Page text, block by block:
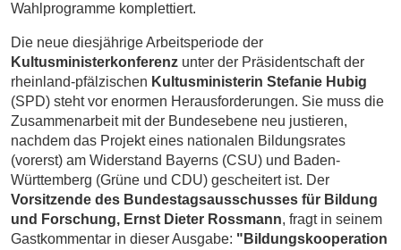
Wahlprogramme komplettiert.
Die neue diesjährige Arbeitsperiode der
Kultusministerkonferenz unter der Präsidentschaft der
rheinland-pfälzischen Kultusministerin Stefanie Hubig
(SPD) steht vor enormen Herausforderungen. Sie muss die
Zusammenarbeit mit der Bundesebene neu justieren,
nachdem das Projekt eines nationalen Bildungsrates
(vorerst) am Widerstand Bayerns (CSU) und Baden-
Württemberg (Grüne und CDU) gescheitert ist. Der
Vorsitzende des Bundestagsausschusses für Bildung
und Forschung, Ernst Dieter Rossmann, fragt in seinem
Gastkommentar in dieser Ausgabe: "Bildungskooperation